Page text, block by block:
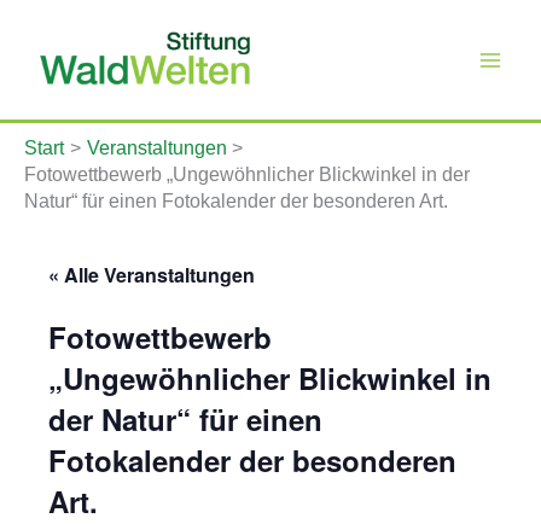
springen
Start
Veranstaltungen
Fotowettbewerb „Ungewöhnlicher Blickwinkel in der
Natur“ für einen Fotokalender der besonderen Art.
« Alle Veranstaltungen
Fotowettbewerb
„Ungewöhnlicher Blickwinkel in
der Natur“ für einen
Fotokalender der besonderen
Art.